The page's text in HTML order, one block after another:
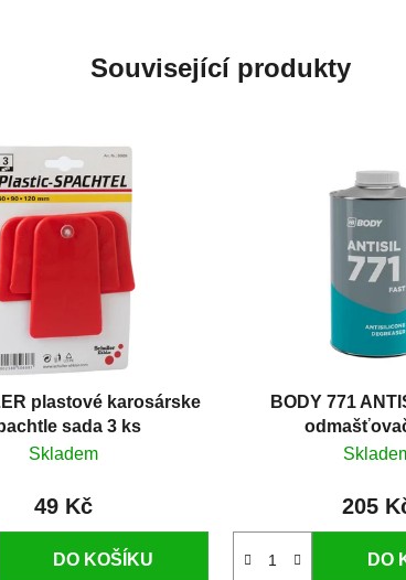
Související produkty
plastové karosárske
sada 3 ks
Skladem
49 Kč
DO KOŠÍKU
BODY 771
205
DO